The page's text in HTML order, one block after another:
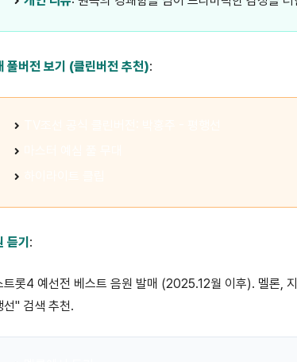
풀버전 보기 (클린버전 추천):
듣기 :
트롯4 예선전 베스트 음원 발매 (2025.12월 이후). 멜론,
선" 검색 추천.